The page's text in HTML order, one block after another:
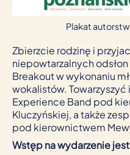
Plakat
Zbierzcie rodzinę i
niepowtarzalnych
Breakout w wykonaniu
wokalistów. Towarzyszyć
Experience Band pod
Kluczyńskiej, a także
pod kierownictwem
Wstęp na wydarzenie